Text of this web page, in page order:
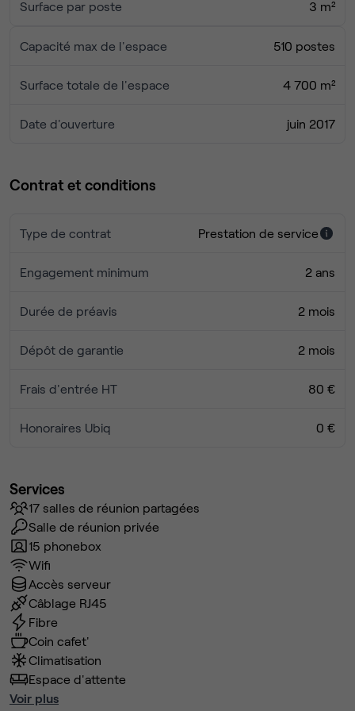
Surface par poste 3 m²
Capacité max de l'espace 510 postes
Surface totale de l'espace 4 700 m²
Date d'ouverture juin 2017
Contrat et conditions
Type de contrat Prestation de service
Engagement minimum 2 ans
Durée de préavis 2 mois
Dépôt de garantie 2 mois
Frais d'entrée HT 80 €
Honoraires Ubiq 0 €
Services
17 salles de réunion partagées
Salle de réunion privée
15 phonebox
Wifi
Accès serveur
Câblage RJ45
Fibre
Coin cafet'
Climatisation
Espace d'attente
Voir plus